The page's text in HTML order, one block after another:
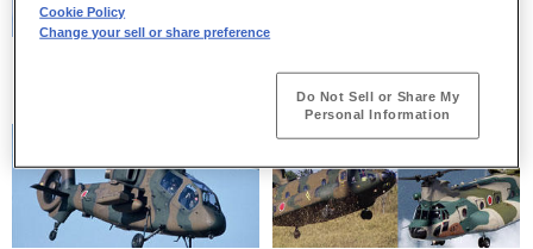
Cookie Policy
Change your sell or share preference
Do Not Sell or Share My
Personal Information